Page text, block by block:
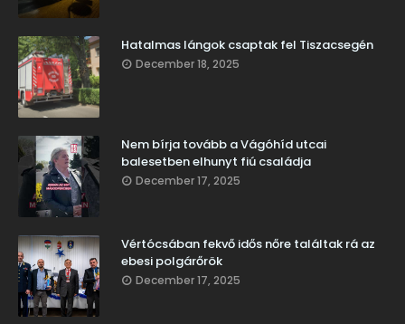
Hatalmas lángok csaptak fel Tiszacsegén
December 18, 2025
Nem bírja tovább a Vágóhíd utcai
balesetben elhunyt fiú családja
December 17, 2025
Vértócsában fekvő idős nőre találtak rá az
ebesi polgárőrök
December 17, 2025